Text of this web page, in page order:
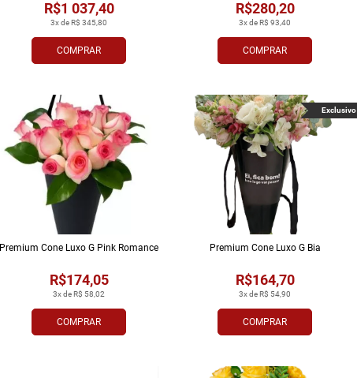
COMPRAR
3x de R$ 345,80
R$1 037,40
COMPRAR
3x de R$ 93,40
R$280,20
COMPRAR
3x de R$ 58,02
R$174,05
Premium Cone Luxo G Pink Romance
COMPRAR
3x de R$ 54,90
R$164,70
Premium Cone Luxo G Bia
Exclusivo